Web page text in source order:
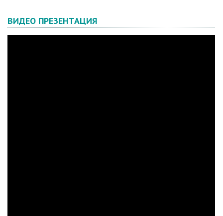
ВИДЕО ПРЕЗЕНТАЦИЯ